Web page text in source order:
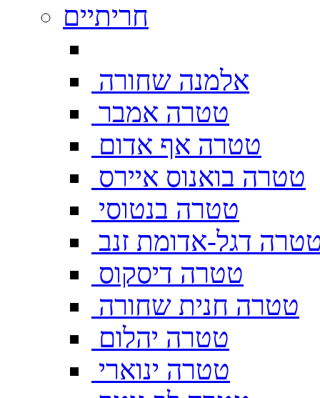
חריתיים
אלמנה שחורה
טטרה אמבר
טטרה אף אדום
טטרה בואנוס איירס
טטרה בנטוסי
דגל-אדומת זנב
טטרה דיסקוס
טטרה חנית שחורה
טטרה יהלום
טטרה ינוארי